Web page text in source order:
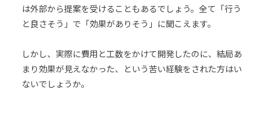
は外部から提案を受けることもあるでしょう。全て「行う
と良さそう」で「効果がありそう」に聞こえます。
しかし、実際に費用と工数をかけて開発したのに、結局あ
まり効果が見えなかった、という苦い経験をされた方はい
ないでしょうか。